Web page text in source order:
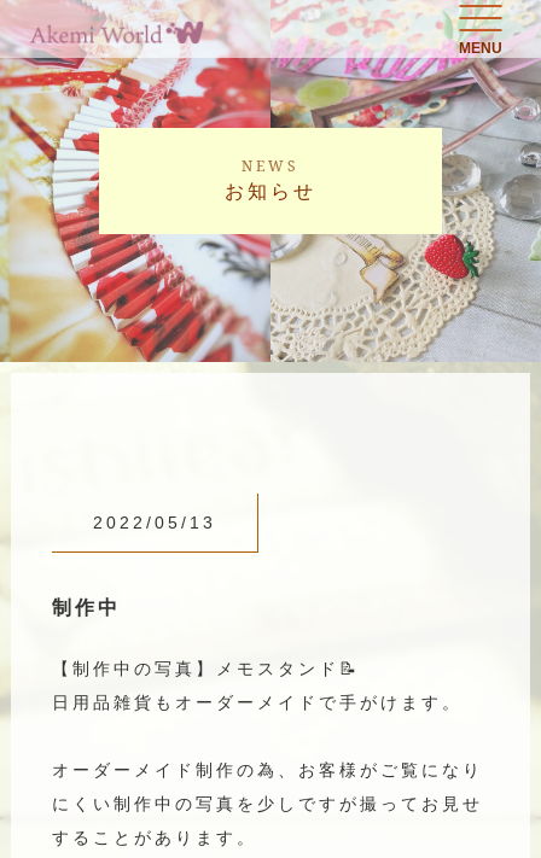
MENU
NEWS
お知らせ
2022/05/13
制作中
【制作中の写真】
メモスタンド📝
日用品雑貨もオーダーメイドで手がけます。
オーダーメイド制作の為、お客様がご覧になり
にくい制作中の写真を少しですが撮ってお見せ
することがあります。